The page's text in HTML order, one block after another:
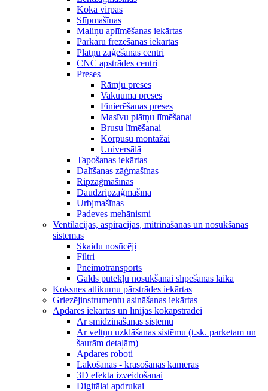
Koka virpas
Slīpmašīnas
Maliņu aplīmēšanas iekārtas
Pārkaru frēzēšanas iekārtas
Plātņu zāģēšanas centri
CNC apstrādes centri
Preses
Rāmju preses
Vakuuma preses
Finierēšanas preses
Masīvu plātņu līmēšanai
Brusu līmēšanai
Korpusu montāžai
Universālā
Tapošanas iekārtas
Dalīšanas zāģmašīnas
Ripzāģmašīnas
Daudzripzāģmašīna
Urbjmašīnas
Padeves mehānismi
Ventilācijas, aspirācijas, mitrināšanas un nosūkšanas
sistēmas
Skaidu nosūcēji
Filtri
Pneimotransports
Galds putekļu nosūkšanai slīpēšanas laikā
Koksnes atlikumu pārstrādes iekārtas
Griezējinstrumentu asināšanas iekārtas
Apdares iekārtas un līnijas kokapstrādei
Ar smidzināšanas sistēmu
Ar veltņu uzklāšanas sistēmu (t.sk. parketam un
šaurām detaļām)
Apdares roboti
Lakošanas - krāsošanas kameras
3D efekta izveidošanai
Digitālai apdrukai